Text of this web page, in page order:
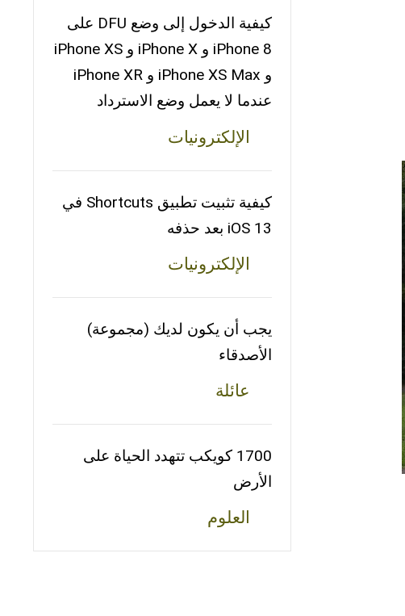
كيفية الدخول إلى وضع DFU على
iPhone 8 و iPhone X و iPhone XS
و iPhone XS Max و iPhone XR
عندما لا يعمل وضع الاسترداد
الإلكترونيات
كيفية تثبيت تطبيق Shortcuts في
iOS 13 بعد حذفه
الإلكترونيات
يجب أن يكون لديك (مجموعة)
الأصدقاء
عائلة
1700 كويكب تتهدد الحياة على
الأرض
العلوم